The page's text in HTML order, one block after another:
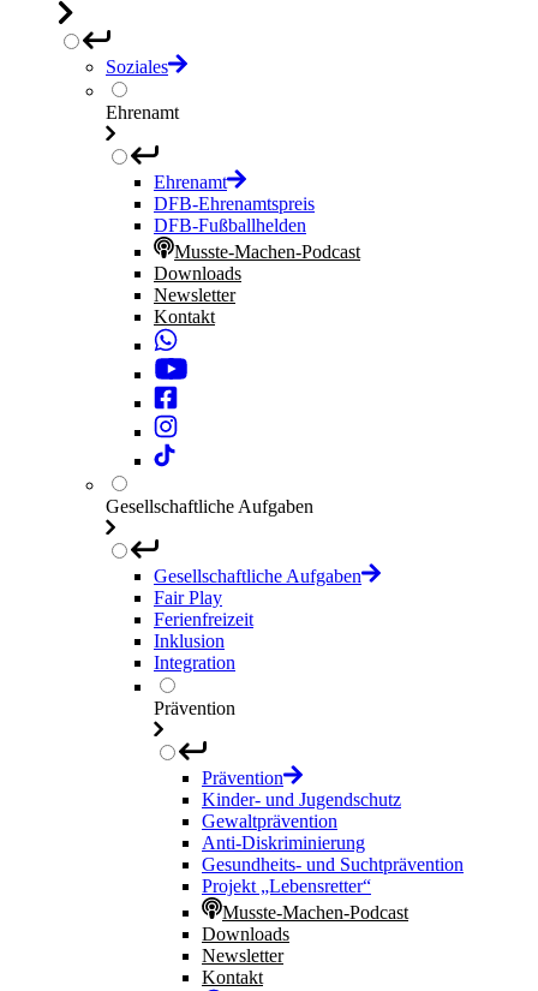
Soziales
Ehrenamt
Ehrenamt
DFB-Ehrenamtspreis
DFB-Fußballhelden
Musste-Machen-Podcast
Downloads
Newsletter
Kontakt
Gesellschaftliche Aufgaben
Gesellschaftliche Aufgaben
Fair Play
Ferienfreizeit
Inklusion
Integration
Prävention
Prävention
Kinder- und Jugendschutz
Gewaltprävention
Anti-Diskriminierung
Gesundheits- und Suchtprävention
Projekt „Lebensretter“
Musste-Machen-Podcast
Downloads
Newsletter
Kontakt